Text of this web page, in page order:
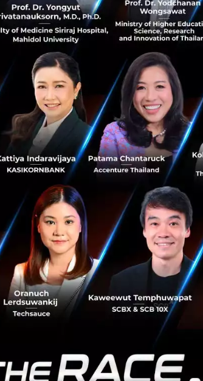
สันติธรรม ผู้อำนวยการใหญ่สายปฏิบัติการ
“เรามีความยินดีเป็นอย่างยิ่งที่ได้ร่วมมือกั
ถานการณ์โควิด-19 ที่เกิดขึ้น ประกอบกับค่า
นินชีวิตท่ามกลางสถานการณ์เหล่านี้ต่อไป ซึ่
ดให้กับผู้โดยสารที่ใช้บริการรถไฟฟ้าสาธาร
จในการเดินทางมากขึ้น”
ตรีมเมอร์” เป็นเทคโนโลยีเอกสิทธิ์เฉพาะข
คโรนาสายพันธุ์ใหม่ 6 สายพันธุ์(SARS-
99.9% Alpha 99.9%,
99.9% และยังสามารถยับยั้งเชื้อไวรัสอื่
พึงประสงค์ และก๊าซอันตรายอีกกว่า 60 ชนิ
งมั่นใจไปกับ “ไดกิ้นสตรีมเมอร์” ที่ติดตั้งบ
งทดลองกับเชื้อโคโรนาไวรัสสายพันธุ์ใหม่
วรัสได้ 99.9% ภายใน 4 ชั่วโมง โดยคณะเท